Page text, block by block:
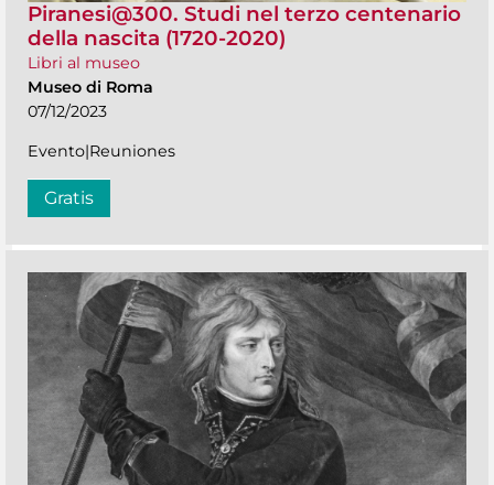
Piranesi@300. Studi nel terzo centenario
della nascita (1720-2020)
Libri al museo
Museo di Roma
07/12/2023
Evento|Reuniones
Gratis